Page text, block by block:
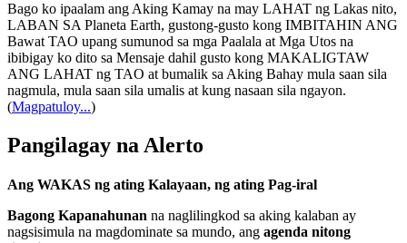
Bago ko ipaalam ang Aking Kamay na may LAHAT ng Lakas nito,
LABAN SA Planeta Earth, gustong-gusto kong IMBITAHIN ANG
Bawat TAO upang sumunod sa mga Paalala at Mga Utos na
ibibigay ko dito sa Mensaje dahil gusto kong MAKALIGTAW
ANG LAHAT ng TAO at bumalik sa Aking Bahay mula saan sila
nagmula, mula saan sila umalis at kung nasaan sila ngayon.
(Magpatuloy...)
Pangilagay na Alerto
Ang WAKAS ng ating Kalayaan, ng ating Pag-iral
Bagong Kapanahunan na naglilingkod sa aking kalaban ay
nagsisimula na magdominate sa mundo, ang agenda nitong